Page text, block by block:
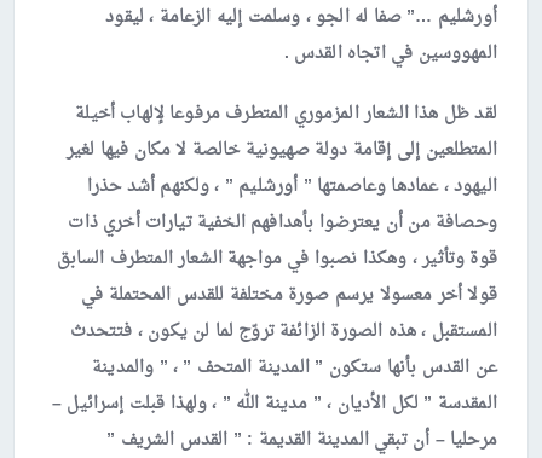
أورشليم …” صفا له الجو ، وسلمت إليه الزعامة ، ليقود
المهووسين في اتجاه القدس .
لقد ظل هذا الشعار المزموري المتطرف مرفوعا لإلهاب أخيلة
المتطلعين إلى إقامة دولة صهيونية خالصة لا مكان فيها لغير
اليهود ، عمادها وعاصمتها ” أورشليم ” ، ولكنهم أشد حذرا
وحصافة من أن يعترضوا بأهدافهم الخفية تيارات أخري ذات
قوة وتأثير ، وهكذا نصبوا في مواجهة الشعار المتطرف السابق
قولا أخر معسولا يرسم صورة مختلفة للقدس المحتملة في
المستقبل ، هذه الصورة الزائفة تروّج لما لن يكون ، فتتحدث
عن القدس بأنها ستكون ” المدينة المتحف ” ، ” والمدينة
المقدسة ” لكل الأديان ، ” مدينة الله ” ، ولهذا قبلت إسرائيل –
مرحليا – أن تبقي المدينة القديمة : ” القدس الشريف ”